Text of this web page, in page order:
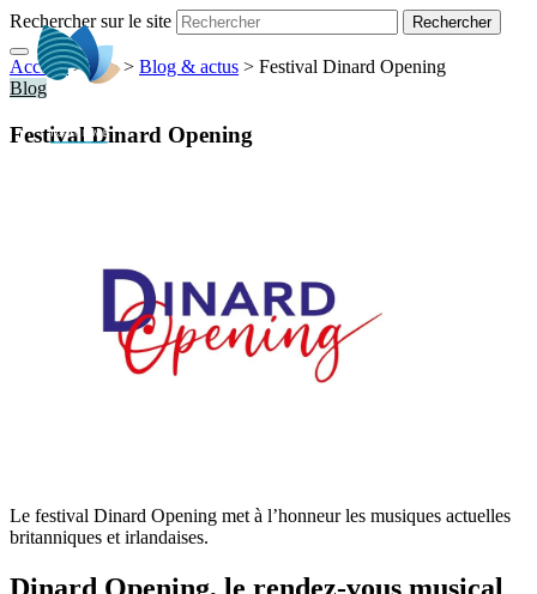
Rechercher sur le site
Accueil> ... >> Blog & actus > Festival Dinard Opening
Blog
Festival Dinard Opening
Le festival Dinard Opening met à l’honneur les musiques actuelles
britanniques et irlandaises.